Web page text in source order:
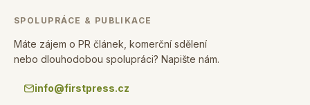
SPOLUPRÁCE & PUBLIKACE
Máte zájem o PR článek, komerční sdělení
nebo dlouhodobou spolupráci? Napište nám.
info@firstpress.cz